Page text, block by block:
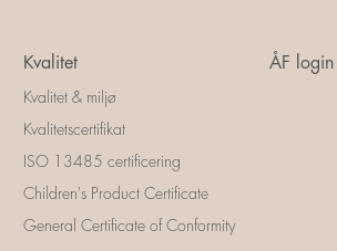
Kvalitet
Kvalitet & miljø
Kvalitetscertifikat
ISO 13485 certificering
Children's Product Certificate
General Certificate of Conformity
ÅF login